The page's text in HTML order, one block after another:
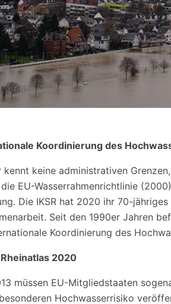
Koordinierung des
kennt keine administrativen
EU-Wasserrahmenrichtlinie
Die IKSR hat 2020 ihr 70-
Seit den 1990er Jahren
Koordinierung des
2020
müssen EU-Mitgliedstaaten
Hochwasserrisiko